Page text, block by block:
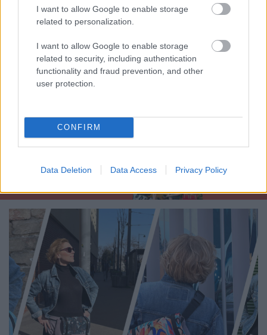
I want to allow Google to enable storage
related to personalization.
I want to allow Google to enable storage
related to security, including authentication
functionality and fraud prevention, and other
user protection.
CONFIRM
Data Deletion Data Access Privacy Policy
Gyerekszemmel a világ -
Bemutatkozik a ZumyZoom
attilakovacs•2024. március 20.
Vers-Bányai Zitával beszélgetünk kicsiknek szánt
fényképezőgépekről, kortalan inspirációforrásokról